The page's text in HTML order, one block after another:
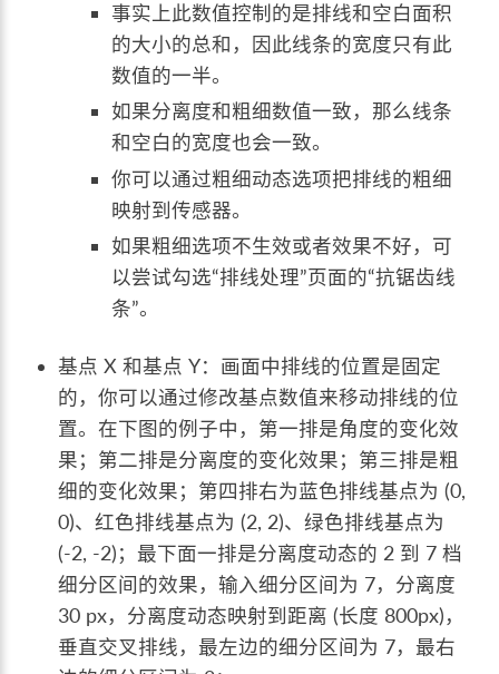
事实上此数值控制的是排线和空白面积
的大小的总和，因此线条的宽度只有此
数值的一半。
如果分离度和粗细数值一致，那么线条
和空白的宽度也会一致。
你可以通过粗细动态选项把排线的粗细
映射到传感器。
如果粗细选项不生效或者效果不好，可
以尝试勾选“排线处理”页面的“抗锯齿线
条”。
基点 X 和基点 Y：画面中排线的位置是固定
的，你可以通过修改基点数值来移动排线的位
置。在下图的例子中，第一排是角度的变化效
果；第二排是分离度的变化效果；第三排是粗
细的变化效果；第四排右为蓝色排线基点为 (0,
0)、红色排线基点为 (2, 2)、绿色排线基点为
(-2, -2)；最下面一排是分离度动态的 2 到 7 档
细分区间的效果，输入细分区间为 7，分离度
30 px，分离度动态映射到距离 (长度 800px)，
垂直交叉排线，最左边的细分区间为 7，最右